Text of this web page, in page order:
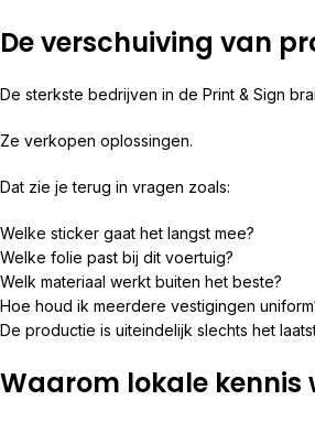
De verschuiving van
De sterkste bedrijven in de Print & Sign
Ze verkopen oplossingen.
Dat zie je terug in vragen zoals:
Welke sticker gaat het langst mee?
Welke folie past bij dit voertuig?
Welk materiaal werkt buiten het beste?
Hoe houd ik meerdere vestigingen
De productie is uiteindelijk slechts het
Waarom lokale